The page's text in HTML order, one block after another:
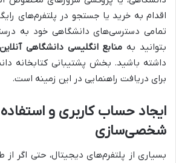
اقدام به خرید یا جستجو در پلتفرم‌های
تمامی دسترسی‌های دانشگاهی خود به
بتوانید به منابع انگلیسی دانشگاهی آنلاین
داشته باشید. بخش پشتیبانی کتابخانه
برای دریافت راهنمایی در این زمینه است.
ایجاد حساب کاربری و استفاده
شخصی‌سازی
بسیاری از پلتفرم‌های دیجیتال، حتی اگر